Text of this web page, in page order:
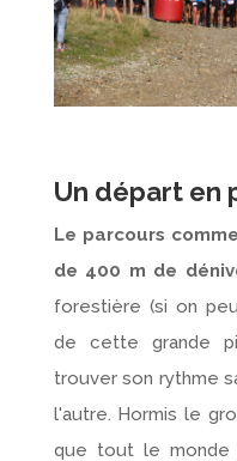
Un départ en
Le parcours
de 400 m de
forestière (si on
de cette grande
trouver son rythme
l'autre. Hormis le
que tout le monde